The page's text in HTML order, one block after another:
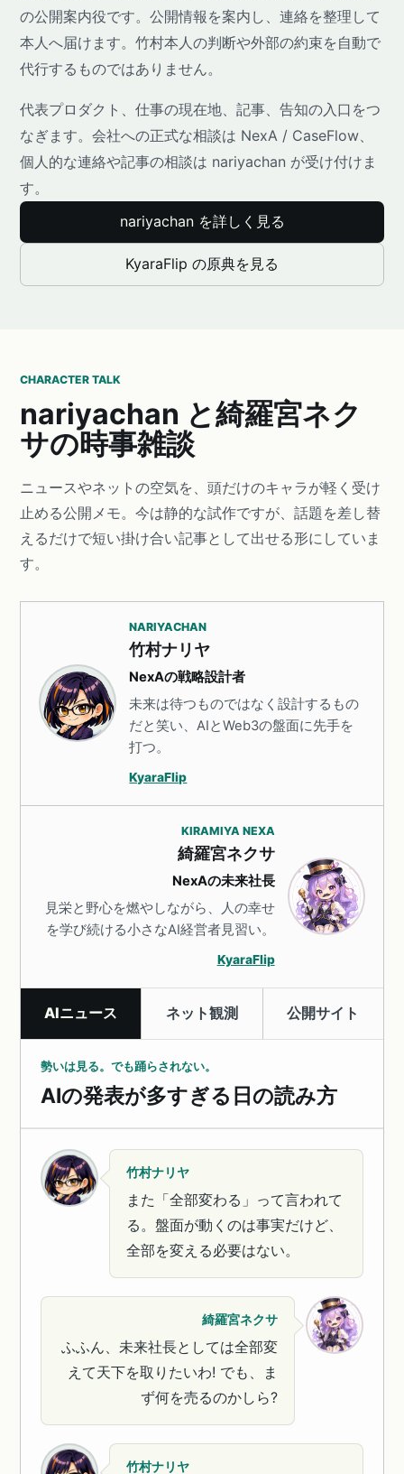
の公開案内役です。公開情報を案内し、連絡を整理して
本人へ届けます。竹村本人の判断や外部の約束を自動で
代行するものではありません。
代表プロダクト、仕事の現在地、記事、告知の入口をつ
なぎます。会社への正式な相談は NexA / CaseFlow、
個人的な連絡や記事の相談は nariyachan が受け付けま
す。
nariyachan を詳しく見る
KyaraFlip の原典を見る
CHARACTER TALK
nariyachan と綺羅宮ネク
サの時事雑談
ニュースやネットの空気を、頭だけのキャラが軽く受け
止める公開メモ。今は静的な試作ですが、話題を差し替
えるだけで短い掛け合い記事として出せる形にしていま
す。
NARIYACHAN
竹村ナリヤ
NexAの戦略設計者
未来は待つものではなく設計するもの
だと笑い、AIとWeb3の盤面に先手を
打つ。
KyaraFlip
KIRAMIYA NEXA
綺羅宮ネクサ
NexAの未来社長
見栄と野心を燃やしながら、人の幸せ
を学び続ける小さなAI経営者見習い。
KyaraFlip
AIニュース ネット観測 公開サイト
勢いは見る。でも踊らされない。
AIの発表が多すぎる日の読み方
竹村ナリヤ
また「全部変わる」って言われて
る。盤面が動くのは事実だけど、
全部を変える必要はない。
綺羅宮ネクサ
ふふん、未来社長としては全部変
えて天下を取りたいわ! でも、ま
ず何を売るのかしら?
竹村ナリヤ